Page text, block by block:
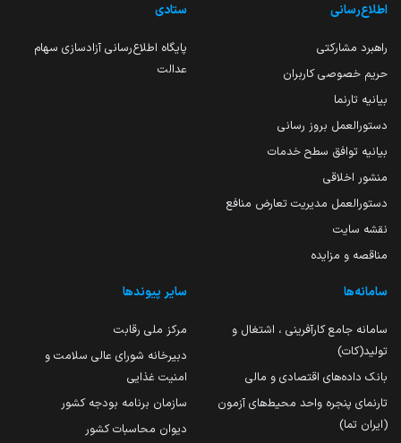
اطلاع‌رسانی
راهبرد مشارکتی
حریم خصوصی کاربران
بیانیه تارنما
دستورالعمل بروز رسانی
بیانیه توافق سطح خدمات
منشور اخلاقی
دستورالعمل مدیریت تعارض منافع
نقشه سایت
مناقصه و مزایده
ستادی
پایگاه اطلاع‌رسانی آزادسازی سهام
عدالت
سامانه‌ها
سامانه جامع کارآفرینی ، اشتغال و
تولید(کات)
بانک داده‌های اقتصادی و مالی
تارنمای پنجره واحد محیط‌های آزمون
(ایران تما)
سایر پیوندها
مرکز ملی رقابت
دبیرخانه شورای عالی سلامت و
امنیت غذایی
سازمان برنامه بودجه کشور
دیوان محاسبات کشور